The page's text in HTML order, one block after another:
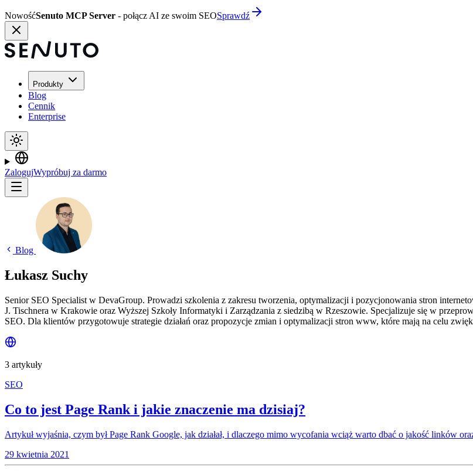
NowośćSenuto MCP Server - połącz AI ze swoim SEOSprawdź
Produkty
Blog
Cennik
Enterprise
ZalogujWypróbuj za darmo
Blog
Łukasz Suchy
Senior SEO Specialist w DevaGroup. Prowadzi szkolenia z zakresu tworzenia, optymalizacji i pozycjonowania stron
J. Tischnera w Krakowie oraz Wyższej Szkoły Informatyki i Zarządzania z siedzibą w Rzeszowie. Specjalizuje się w
SEO. Dla klientów przygotowuje strategie działań oraz propozycje zmian i optymalizacji stron www, które mają na celu
3 artykuły
SEO
Co to jest Page Rank i jakie znaczenie ma dzisiaj?
Artykuł wyjaśnia, czym był Page Rank Google, jak działał, i dlaczego mimo wycofania wciąż warto dbać o jakość linków
29 kwietnia 2021